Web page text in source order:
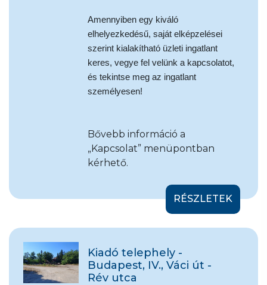
Amennyiben egy kiváló
elhelyezkedésű, saját elképzelései
szerint kialakítható üzleti ingatlant
keres, vegye fel velünk a kapcsolatot,
és tekintse meg az ingatlant
személyesen!
Bővebb információ a
„Kapcsolat” menüpontban
kérhető.
RÉSZLETEK
Kiadó telephely -
Budapest, IV., Váci út -
Rév utca